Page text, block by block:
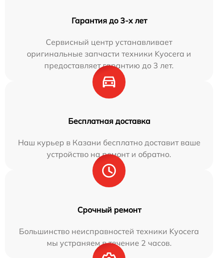
Гарантия до 3-х лет
Сервисный центр устанавливает
оригинальные запчасти техники Kyocera и
предоставляет гарантию до 3 лет.
Бесплатная доставка
Наш курьер в Казани бесплатно доставит ваше
устройство на ремонт и обратно.
Срочный ремонт
Большинство неисправностей техники Kyocera
мы устраняем в течение 2 часов.